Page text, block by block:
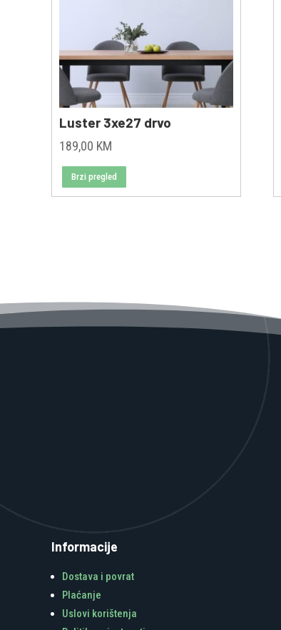
Luster 3xe27 drvo
189,00 KM
Brzi pregled
Informacije
Dostava i povrat
Plaćanje
Uslovi korištenja